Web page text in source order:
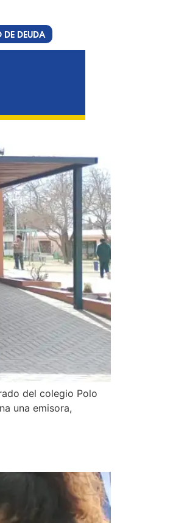
DE DEUDA
del colegio Polo
una emisora,